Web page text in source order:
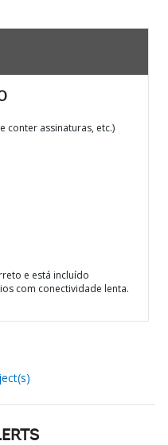
conter assinaturas, etc.)
e está incluído
com conectividade lenta.